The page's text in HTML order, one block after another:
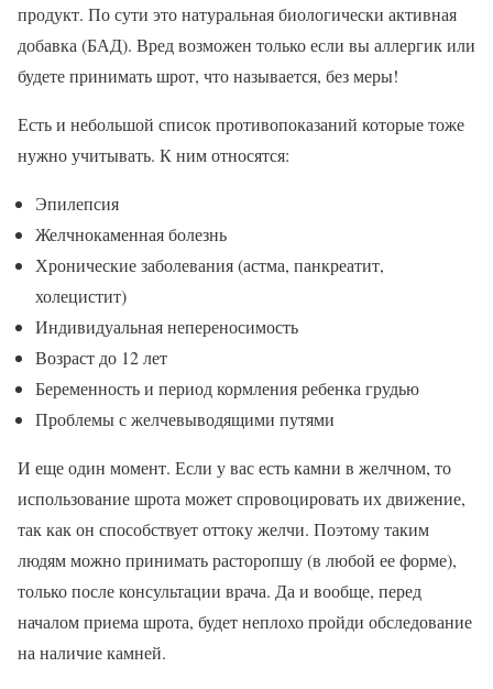
продукт. По сути это натуральная биологически активная
добавка (БАД). Вред возможен только если вы аллергик или
будете принимать шрот, что называется, без меры!
Есть и небольшой список противопоказаний которые тоже
нужно учитывать. К ним относятся:
Эпилепсия
Желчнокаменная болезнь
Хронические заболевания (астма, панкреатит,
холецистит)
Индивидуальная непереносимость
Возраст до 12 лет
Беременность и период кормления ребенка грудью
Проблемы с желчевыводящими путями
И еще один момент. Если у вас есть камни в желчном, то
использование шрота может спровоцировать их движение,
так как он способствует оттоку желчи. Поэтому таким
людям можно принимать расторопшу (в любой ее форме),
только после консультации врача. Да и вообще, перед
началом приема шрота, будет неплохо пройди обследование
на наличие камней.